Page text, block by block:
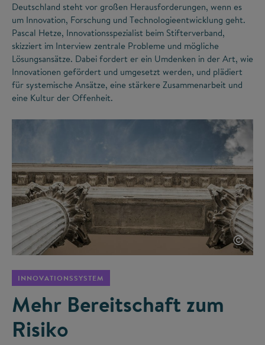
Deutschland steht vor großen Herausforderungen, wenn es
um Innovation, Forschung und Technologieentwicklung geht.
Pascal Hetze, Innovationsspezialist beim Stifterverband,
skizziert im Interview zentrale Probleme und mögliche
Lösungsansätze. Dabei fordert er ein Umdenken in der Art, wie
Innovationen gefördert und umgesetzt werden, und plädiert
für systemische Ansätze, eine stärkere Zusammenarbeit und
eine Kultur der Offenheit.
©
INNOVATIONSSYSTEM
Mehr Bereitschaft zum
Risiko